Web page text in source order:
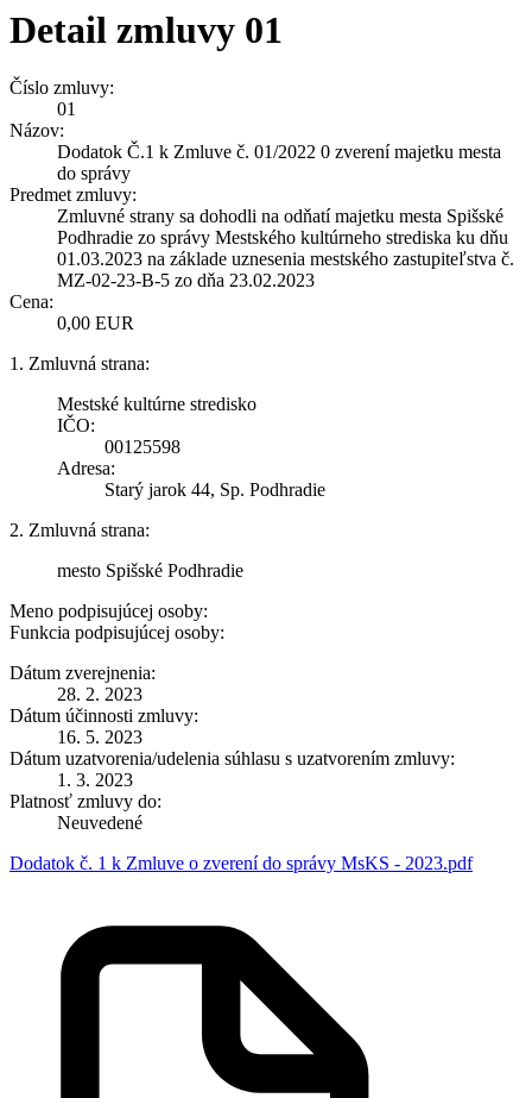
Detail zmluvy 01
Číslo zmluvy:
01
Názov:
Dodatok Č.1 k Zmluve č. 01/2022 0 zverení majetku mesta
do správy
Predmet zmluvy:
Zmluvné strany sa dohodli na odňatí majetku mesta Spišské
Podhradie zo správy Mestského kultúrneho strediska ku dňu
01.03.2023 na základe uznesenia mestského zastupiteľstva č.
MZ-02-23-B-5 zo dňa 23.02.2023
Cena:
0,00 EUR
1. Zmluvná strana:
Mestské kultúrne stredisko
IČO:
00125598
Adresa:
Starý jarok 44, Sp. Podhradie
2. Zmluvná strana:
mesto Spišské Podhradie
Meno podpisujúcej osoby:
Funkcia podpisujúcej osoby:
Dátum zverejnenia:
28. 2. 2023
Dátum účinnosti zmluvy:
16. 5. 2023
Dátum uzatvorenia/udelenia súhlasu s uzatvorením zmluvy:
1. 3. 2023
Platnosť zmluvy do:
Neuvedené
Dodatok č. 1 k Zmluve o zverení do správy MsKS - 2023.pdf